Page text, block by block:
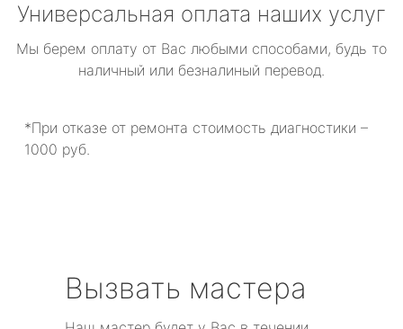
Универсальная оплата наших услуг
Мы берем оплату от Вас любыми способами, будь то
наличный или безналиный перевод.
*При отказе от ремонта стоимость диагностики –
1000 руб.
Вызвать мастера